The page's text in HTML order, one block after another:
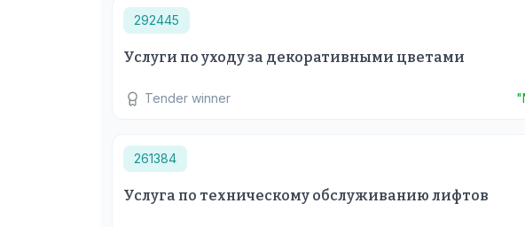
292445
Услуги по уходу за декоративными цветами
Tender winner
261384
Услуга по техническому обслуживанию лифтов